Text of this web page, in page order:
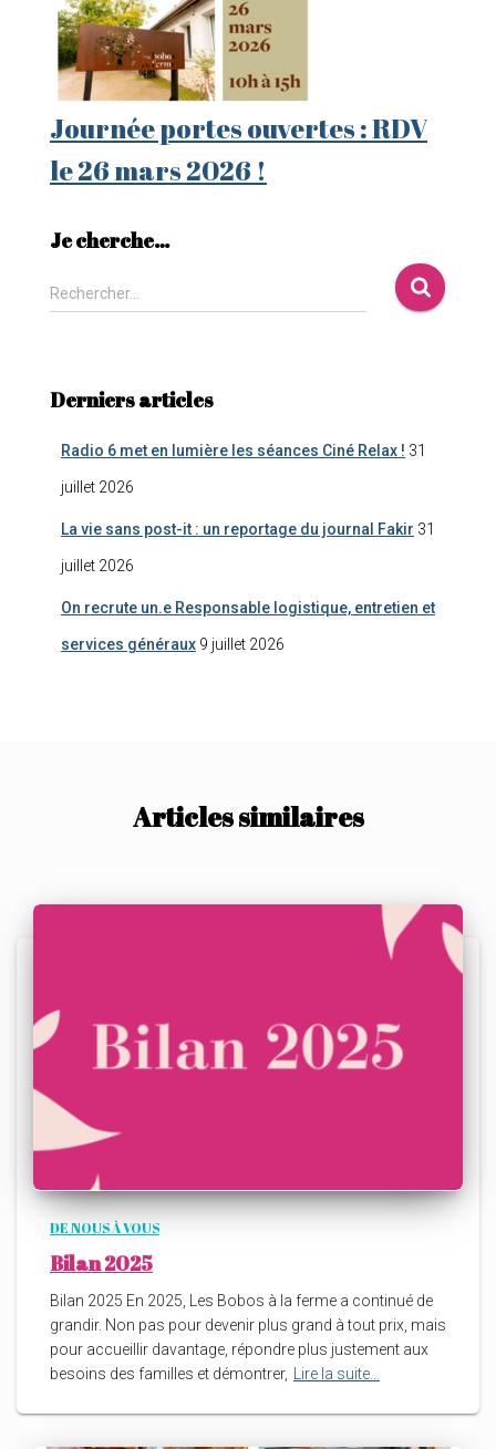
Journée portes ouvertes : RDV
le 26 mars 2026 !
Je cherche…
Rechercher…
Derniers articles
Radio 6 met en lumière les séances Ciné Relax ! 31
juillet 2026
La vie sans post-it : un reportage du journal Fakir 31
juillet 2026
On recrute un.e Responsable logistique, entretien et
services généraux 9 juillet 2026
Articles similaires
DE NOUS À VOUS
Bilan 2025
Bilan 2025 En 2025, Les Bobos à la ferme a continué de
grandir. Non pas pour devenir plus grand à tout prix, mais
pour accueillir davantage, répondre plus justement aux
besoins des familles et démontrer,
Lire la suite…